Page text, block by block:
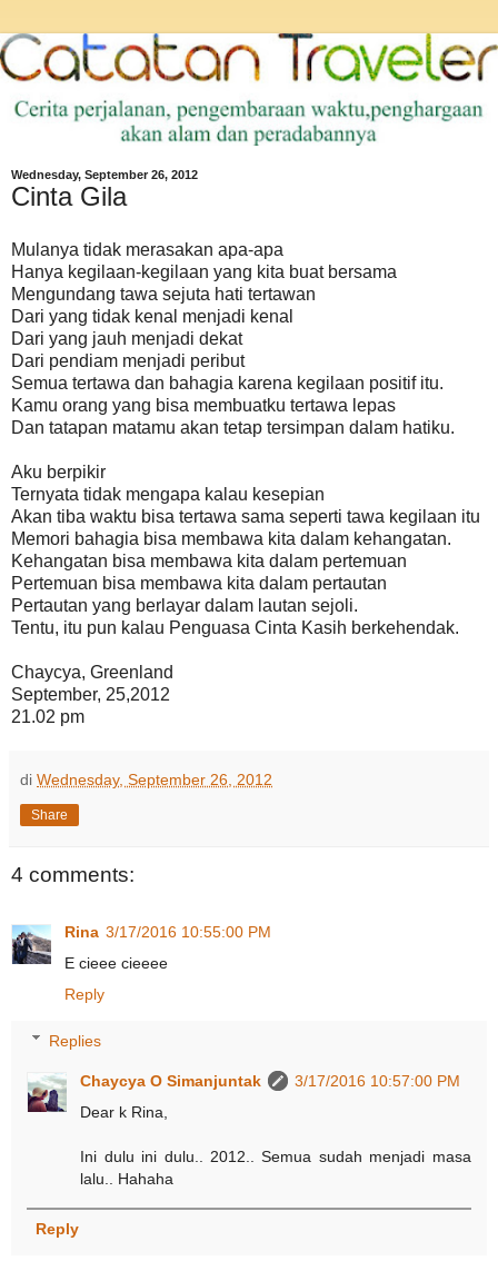
Wednesday, September 26, 2012
Cinta Gila
Mulanya tidak merasakan apa-apa
Hanya kegilaan-kegilaan yang kita buat bersama
Mengundang tawa sejuta hati tertawan
Dari yang tidak kenal menjadi kenal
Dari yang jauh menjadi dekat
Dari pendiam menjadi peribut
Semua tertawa dan bahagia karena kegilaan positif itu.
Kamu orang yang bisa membuatku tertawa lepas
Dan tatapan matamu akan tetap tersimpan dalam hatiku.
Aku berpikir
Ternyata tidak mengapa kalau kesepian
Akan tiba waktu bisa tertawa sama seperti tawa kegilaan itu
Memori bahagia bisa membawa kita dalam kehangatan.
Kehangatan bisa membawa kita dalam pertemuan
Pertemuan bisa membawa kita dalam pertautan
Pertautan yang berlayar dalam lautan sejoli.
Tentu, itu pun kalau Penguasa Cinta Kasih berkehendak.
Chaycya, Greenland
September, 25,2012
21.02 pm
di Wednesday, September 26, 2012
Share
4 comments:
Rina 3/17/2016 10:55:00 PM
E cieee cieeee
Reply
Replies
Chaycya O Simanjuntak
3/17/2016 10:57:00 PM
Dear k Rina,
Ini dulu ini dulu.. 2012.. Semua sudah menjadi masa
lalu.. Hahaha
Reply